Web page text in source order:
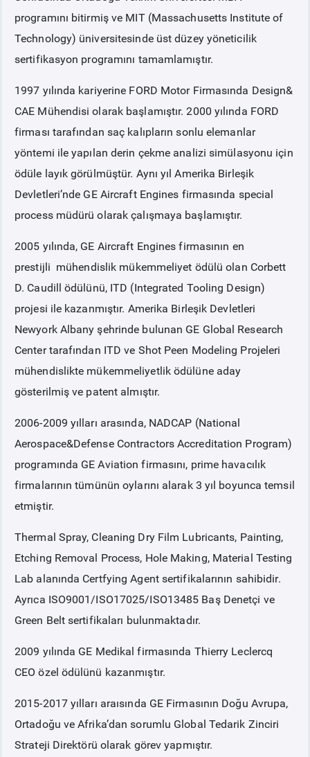
MALİ UZLAŞTIRMA
TEMİNAT
BÜLTENLER
DUYURULAR
BT HİZMET YÖNETİM SİSTEMİ POLİTİKAMIZ
programını bitirmiş ve MIT (Massachusetts Institute of
Technology) üniversitesinde üst düzey yöneticilik
sertifikasyon programını tamamlamıştır.
1997 yılında kariyerine FORD Motor Firmasında Design&
CAE Mühendisi olarak başlamıştır. 2000 yılında FORD
firması tarafından saç kalıpların sonlu elemanlar
yöntemi ile yapılan derin çekme analizi simülasyonu için
ödüle layık görülmüştür. Aynı yıl Amerika Birleşik
Devletleri’nde GE Aircraft Engines firmasında special
process müdürü olarak çalışmaya başlamıştır.
2005 yılında, GE Aircraft Engines firmasının en
prestijli mühendislik mükemmeliyet ödülü olan Corbett
D. Caudill ödülünü, ITD (Integrated Tooling Design)
projesi ile kazanmıştır. Amerika Birleşik Devletleri
Newyork Albany şehrinde bulunan GE Global Research
Center tarafından ITD ve Shot Peen Modeling Projeleri
mühendislikte mükemmeliyetlik ödülüne aday
gösterilmiş ve patent almıştır.
2006-2009 yılları arasında, NADCAP (National
Aerospace&Defense Contractors Accreditation Program)
programında GE Aviation firmasını, prime havacılık
firmalarının tümünün oylarını alarak 3 yıl boyunca temsil
etmiştir.
Thermal Spray, Cleaning Dry Film Lubricants, Painting,
Etching Removal Process, Hole Making, Material Testing
Lab alanında Certfying Agent sertifikalarının sahibidir.
Ayrıca ISO9001/ISO17025/ISO13485 Baş Denetçi ve
Green Belt sertifikaları bulunmaktadır.
2009 yılında GE Medikal firmasında Thierry Leclercq
CEO özel ödülünü kazanmıştır.
2015-2017 yılları araısında GE Firmasının Doğu Avrupa,
Ortadoğu ve Afrika’dan sorumlu Global Tedarik Zinciri
Strateji Direktörü olarak görev yapmıştır.